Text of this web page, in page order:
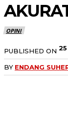
OPINI
PUBLISHED ON
BY ENDANG